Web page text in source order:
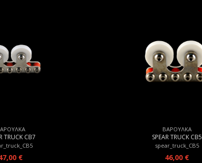
TRUCK CB7
€
ΒΑΡΟΥΛΚΑ
SPEAR TRUCK CB5
spear_truck_CB5
46,00 €